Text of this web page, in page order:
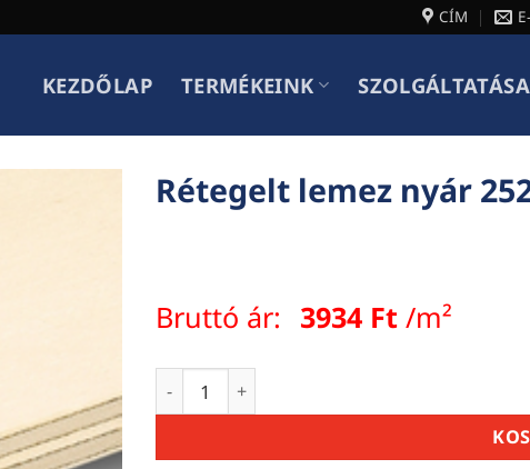
CÍM
KEZDŐLAP TERMÉKEINK
Rétegelt lemez nyár
Bruttó ár: 3934 Ft /m²
Rétegelt lemez nyár 2520x1850 4mm